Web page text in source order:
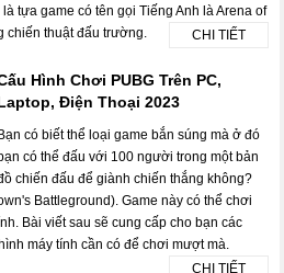
tựa game có tên gọi Tiếng Anh là Arena of
chiến thuật đấu trường.
CHI TIẾT
Hình Chơi PUBG Trên PC,
Điện Thoại 2023
Bạn có biết thể loại game bắn súng mà ở đó
có thể đấu với 100 người trong một bản
chiến đấu để giành chiến thắng không?
Battleground). Game này có thể chơi
Bài viết sau sẽ cung cấp cho bạn các
máy tính cần có để chơi mượt mà.
CHI TIẾT